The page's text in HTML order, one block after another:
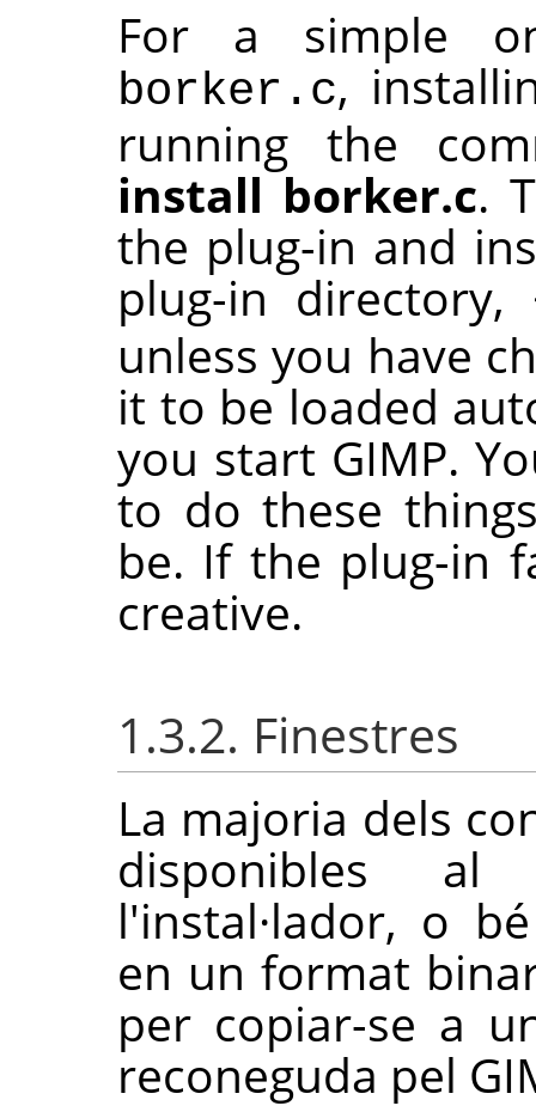
For a simple
borker.c,
running the
install borker.c.
the plug-in and
plug-in directory,
unless you have
it to be loaded
you start GIMP.
to do these
be. If the plug-in
creative.
1.3.2. Finestres
La majoria dels
disponibles
l'instal·lador, o
en un format
per copiar-se a
reconeguda pel